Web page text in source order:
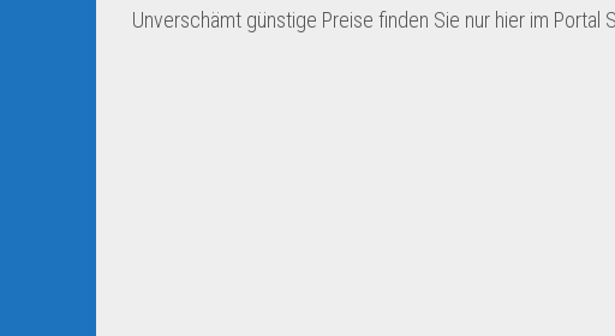
Unverschämt günstige Preise finden Sie nur hier im Portal